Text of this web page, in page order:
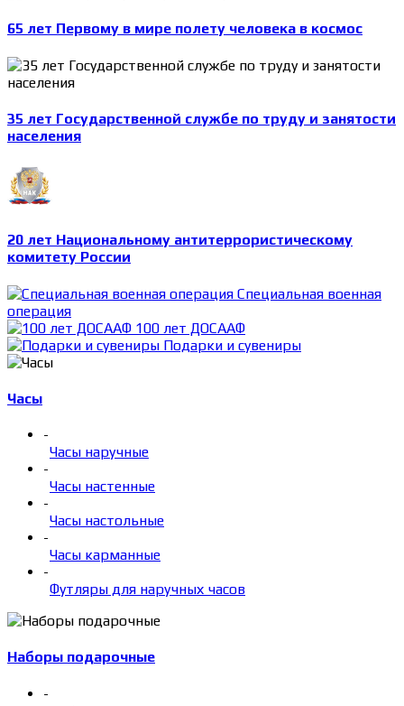
65 лет Первому в мире полету человека в космос
35 лет Государственной службе по труду и занятости
населения
20 лет Национальному антитеррористическому
комитету России
Специальная военная
операция
100 лет ДОСААФ
Подарки и сувениры
Часы
-
Часы наручные
-
Часы настенные
-
Часы настольные
-
Часы карманные
-
Футляры для наручных часов
Наборы подарочные
-